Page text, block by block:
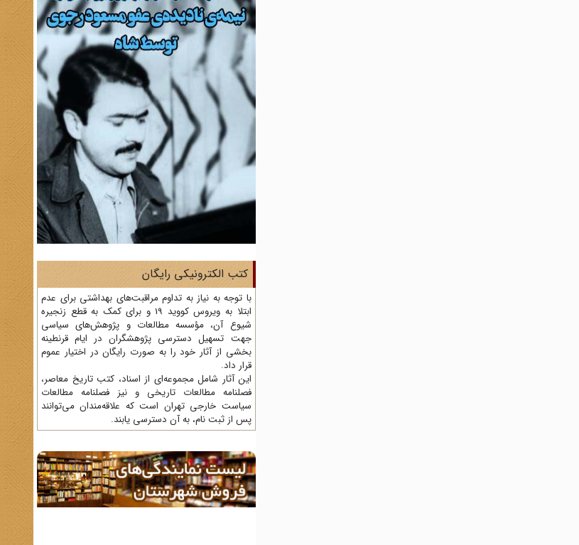
کتب الکترونیکی رایگان
با توجه به نیاز به تداوم مراقبت‌های بهداشتی برای عدم
ابتلا به ویروس کووید 19 و برای کمک به قطع زنجیره
شیوع آن، مؤسسه مطالعات و پژوهش‌های سیاسی
جهت تسهیل دسترسی پژوهشگران در ایام قرنطینه
بخشی از آثار خود را به صورت رایگان در اختیار عموم
قرار داد.
این آثار شامل مجموعه‌ای از اسناد، کتب تاریخ معاصر،
فصلنامه‌ مطالعات تاریخی و نیز فصلنامه مطالعات
سیاست خارجی تهران است که علاقه‌مندان می‌توانند
پس از ثبت نام، به آن دسترسی یابند.